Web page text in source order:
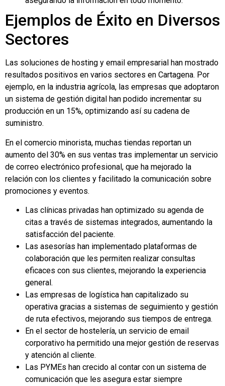
Ejemplos de Éxito en Diversos
Sectores
Las soluciones de hosting y email empresarial han mostrado
resultados positivos en varios sectores en Cartagena. Por
ejemplo, en la industria agrícola, las empresas que adoptaron
un sistema de gestión digital han podido incrementar su
producción en un 15%, optimizando así su cadena de
suministro.
En el comercio minorista, muchas tiendas reportan un
aumento del 30% en sus ventas tras implementar un servicio
de correo electrónico profesional, que ha mejorado la
relación con los clientes y facilitado la comunicación sobre
promociones y eventos.
Las clínicas privadas han optimizado su agenda de
citas a través de sistemas integrados, aumentando la
satisfacción del paciente.
Las asesorías han implementado plataformas de
colaboración que les permiten realizar consultas
eficaces con sus clientes, mejorando la experiencia
general.
Las empresas de logística han capitalizado su
operativa gracias a sistemas de seguimiento y gestión
de ruta efectivos, mejorando sus tiempos de entrega.
En el sector de hostelería, un servicio de email
corporativo ha permitido una mejor gestión de reservas
y atención al cliente.
Las PYMEs han crecido al contar con un sistema de
comunicación que les asegura estar siempre